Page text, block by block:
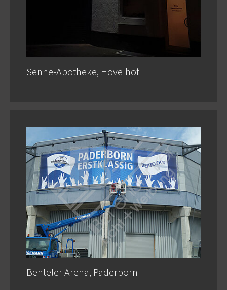
Senne-Apotheke, Hövelhof
Benteler Arena, Paderborn